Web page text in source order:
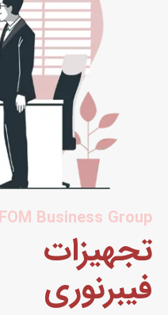
Business Group
فیبرنوری